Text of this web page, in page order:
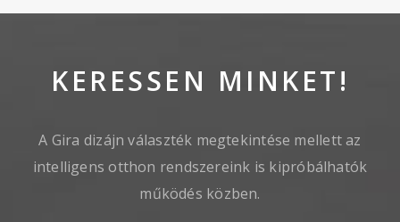
KERESSEN MINKET!
A Gira dizájn választék megtekintése mellett az
intelligens otthon rendszereink is kipróbálhatók
működés közben.